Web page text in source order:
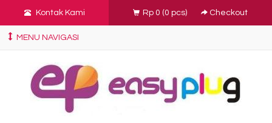
Kontak Kami Rp 0 (0 pcs) Checkout
MENU NAVIGASI